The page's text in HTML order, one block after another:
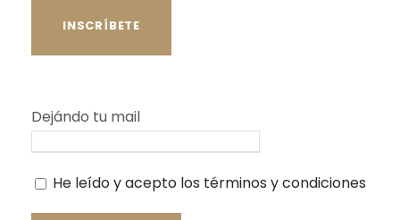
Dejándo tu mail
He leído y acepto los términos y condiciones